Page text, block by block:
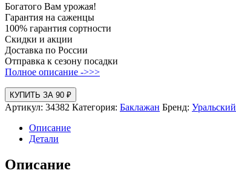
Богатого Вам урожая!
Гарантия на саженцы
100% гарантия сортности
Скидки и акции
Доставка по России
Отправка к сезону посадки
Полное описание ->>>
КУПИТЬ ЗА 90 ₽
Артикул: 34382 Категория: Баклажан Бренд:
Описание
Детали
Описание